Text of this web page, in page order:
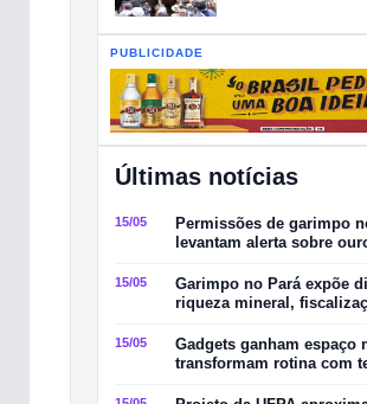
PUBLICIDADE
Últimas notícias
15/05
Permissões de garimpo
levantam alerta sobre
15/05
Garimpo no Pará expõe
riqueza mineral,
15/05
Gadgets ganham espaço
transformam rotina com